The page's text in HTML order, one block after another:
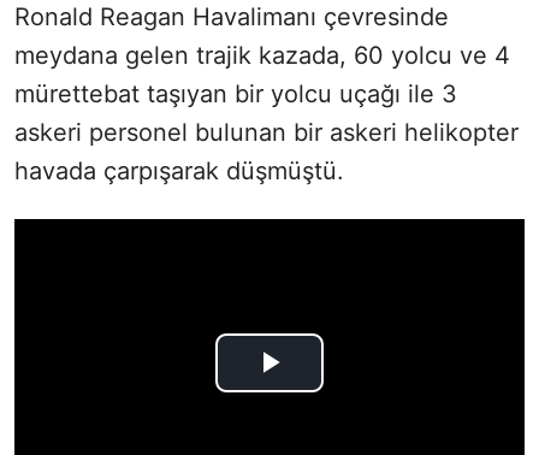
Ronald Reagan Havalimanı çevresinde
meydana gelen trajik kazada, 60 yolcu ve 4
mürettebat taşıyan bir yolcu uçağı ile 3
askeri personel bulunan bir askeri helikopter
havada çarpışarak düşmüştü.